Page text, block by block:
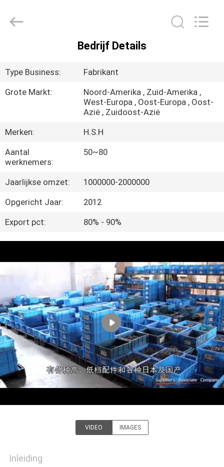
PRODUCTEN
ONS
FABRIEKSREIS
KWALITEITSCONTROLE
CONTACTEER
ONS
VERZOEK
OM
EEN
CITAAT
SITEMAP
PRIVACY
POLICY
Jincheng
Scissors
Bedrijf Details
Type Business:
Fabrikant
Grote Markt:
Noord-Amerika , Zuid-Amerika ,
West-Europa , Oost-Europa , Oost-
Azië , Zuidoost-Azië
Merken:
H.S.H
Aantal
werknemers:
50~80
Jaarlijkse omzet:
1000000-2000000
Opgericht Jaar:
2012
Export pct:
80% - 90%
VIDEO IMAGES
Inleiding